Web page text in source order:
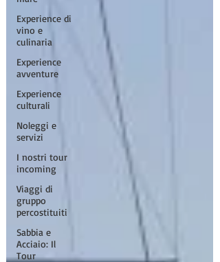
Experience di
vino e
culinaria
Experience
avventure
Experience
culturali
Noleggi e
servizi
I nostri tour
incoming
Viaggi di
gruppo
percostituiti
Sabbia e
Acciaio: Il
Tour